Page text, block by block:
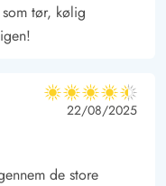
tør, kølig
4.5 ud af 5
4.5 ud af 5
4.5 out of 5
22/08/2025
de store